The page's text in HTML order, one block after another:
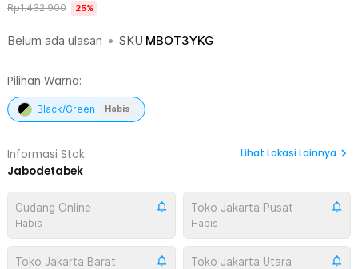
Belum ada ulasan • SKU MBOT3YKG
Rp1.432.900 25%
Pilihan Warna:
Black/Green Habis
Informasi Stok:
Jabodetabek
Lihat Lokasi Lainnya
Gudang Online
Habis
Toko Jakarta Pusat
Habis
Toko Jakarta Barat Toko Jakarta Utara